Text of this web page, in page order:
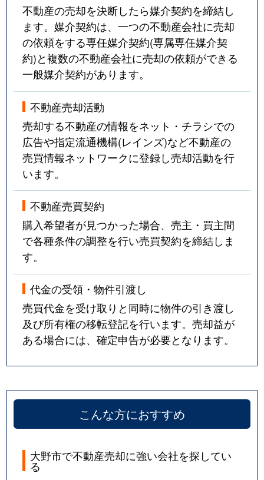
不動産の売却を決断したら媒介契約を締結し
ます。媒介契約は、一つの不動産会社に売却
の依頼をする専任媒介契約(専属専任媒介契
約)と複数の不動産会社に売却の依頼ができる
一般媒介契約があります。
不動産売却活動
売却する不動産の情報をネット・チラシでの
広告や指定流通機構(レインズ)など不動産の
売買情報ネットワークに登録し売却活動を行
います。
不動産売買契約
購入希望者が見つかった場合、売主・買主間
で各種条件の調整を行い売買契約を締結しま
す。
代金の受領・物件引渡し
売買代金を受け取りと同時に物件の引き渡し
及び所有権の移転登記を行います。売却益が
ある場合には、確定申告が必要となります。
こんな方におすすめ
大野市で不動産売却に強い会社を探してい
る